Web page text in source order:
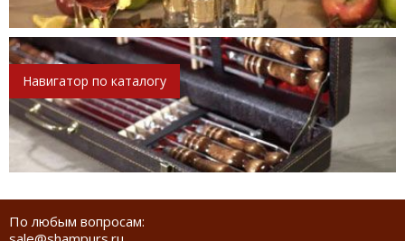
Навигатор по каталогу
По любым вопросам: